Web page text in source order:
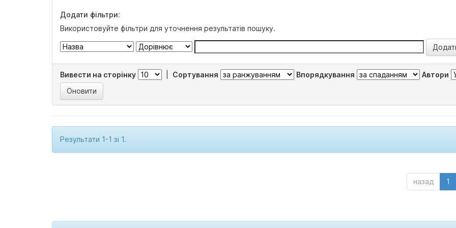
Додати фільтри:
Використовуйте фільтри для уточнення результатів пошуку.
Вивести на сторінку Сортування Впорядкування Автори
Результати 1-1 зі 1.
назад 1